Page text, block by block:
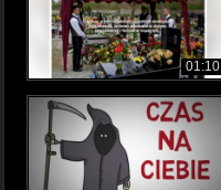
01:10